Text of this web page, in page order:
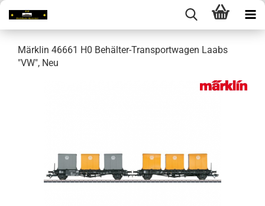
Märklin 46661 H0 Behälter-Transportwagen Laabs
"VW", Neu